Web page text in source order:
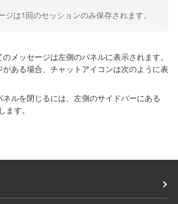
ジは1回のセッションのみ保存されます。
メッセージは左側のパネルに表示されます。
ある場合、チャットアイコンは次のように表
ルを閉じるには、左側のサイドバーにある
す。